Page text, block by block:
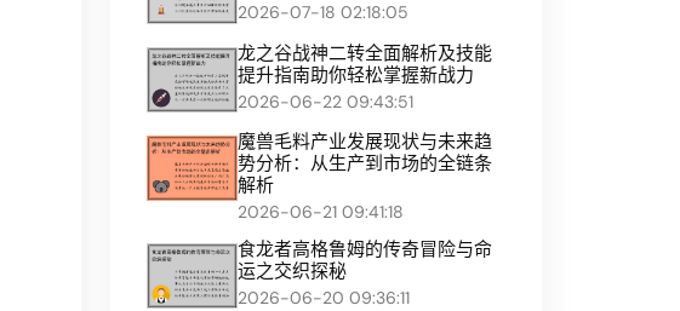
2026-07-18 02:18:05
龙之谷战神二转全面解析及技能
提升指南助你轻松掌握新战力
2026-06-22 09:43:51
魔兽毛料产业发展现状与未来趋
势分析：从生产到市场的全链条
解析
2026-06-21 09:41:18
食龙者高格鲁姆的传奇冒险与命
运之交织探秘
2026-06-20 09:36:11